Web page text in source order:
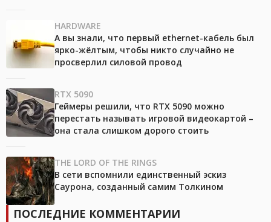
HARDWARE
А вы знали, что первый ethernet-кабель был
ярко-жёлтым, чтобы никто случайно не
просверлил силовой провод
RTX 5090
Геймеры решили, что RTX 5090 можно
перестать называть игровой видеокартой –
она стала слишком дорого стоить
THE LORD OF THE RINGS
В сети вспомнили единственный эскиз
Саурона, созданный самим Толкином
ПОСЛЕДНИЕ КОММЕНТАРИИ